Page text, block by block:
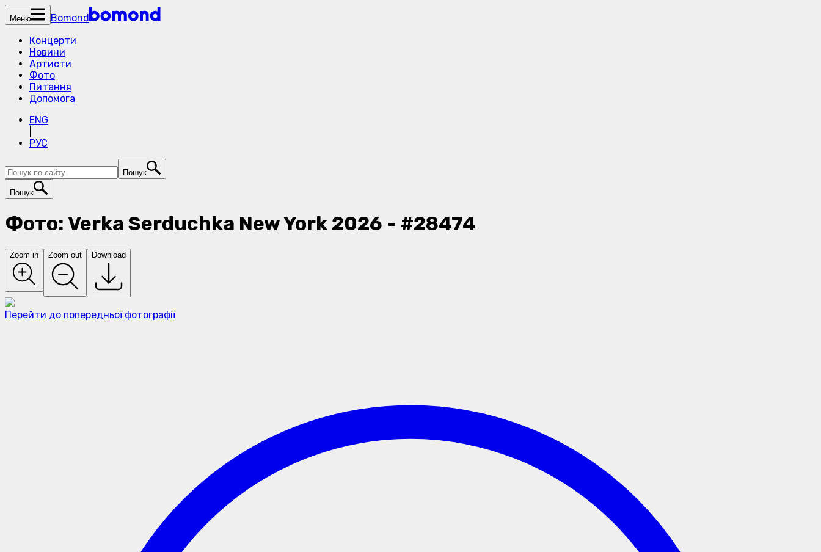
Меню
Bomond
Концерти
Новини
Артисти
Фото
Питання
Допомога
ENG
РУС
Пошук
Пошук
Фото: Verka Serduchka New York 2026 - #28474
Zoom in Zoom out Download
Перейти до попередньої фотографії